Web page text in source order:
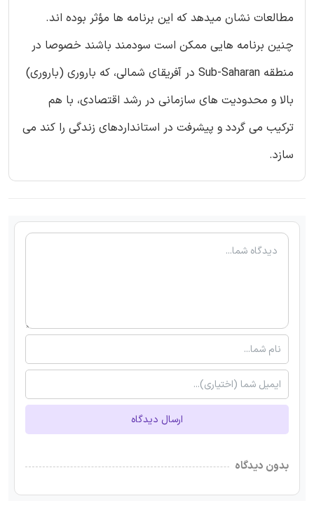
مطالعات نشان میدهد که این برنامه ها مؤثر بوده اند.
چنین برنامه هایی ممکن است سودمند باشند خصوصا در
منطقه Sub-Saharan در آفریقای شمالی، که باروری (باروری)
بالا و محدودیت های سازمانی در رشد اقتصادی، با هم
ترکیب می گردد و پیشرفت در استانداردهای زندگی را کند می
سازد.
ارسال دیدگاه
بدون دیدگاه